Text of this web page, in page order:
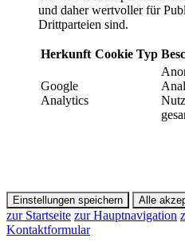
und daher wertvoller für
Drittparteien sind.
Herkunft Cookie Typ
Google
Analytics
Einstellungen speichern Alle
zur Startseite zur Hauptnavigation
Kontaktformular